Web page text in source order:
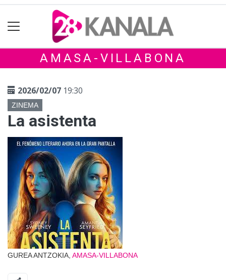
AMASA-VILLABONA
2026/02/07 19:30
ZINEMA
La asistenta
GUREA ANTZOKIA, AMASA-VILLABONA